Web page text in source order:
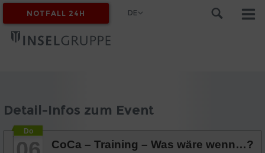
MYINSEL
NOTFALL 24H DE
Detail-Infos zum Event
Do
CoCa – Training – Was wäre wenn…?